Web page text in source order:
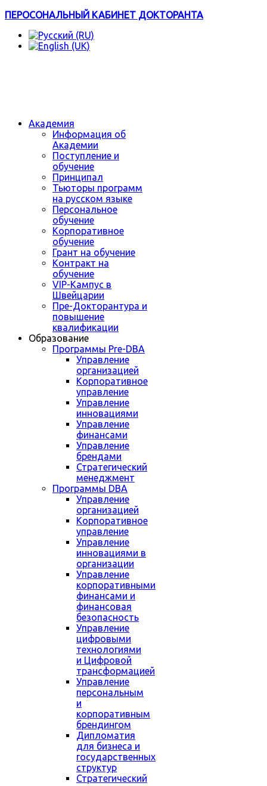
ПЕРОСОНАЛЬНЫЙ КАБИНЕТ ДОКТОРАНТА
Академия
Информация об
Академии
Поступление и
обучение
Принципал
Тьюторы программ
на русском языке
Персональное
обучение
Корпоративное
обучение
Грант на обучение
Контракт на
обучение
VIP-Кампус в
Швейцарии
Пре-Докторантура и
повышение
квалификации
Образование
Программы Pre-DBA
Управление
организацией
Корпоративное
управление
Управление
инновациями
Управление
финансами
Управление
брендами
Стратегический
менеджмент
Программы DBA
Управление
организацией
Корпоративное
управление
Управление
инновациями в
организации
Управление
корпоративными
финансами и
финансовая
безопасность
Управление
цифровыми
технологиями
и Цифровой
трансформацией
Управление
персональным
и
корпоративным
брендингом
Дипломатия
для бизнеса и
государственных
структур
Стратегический